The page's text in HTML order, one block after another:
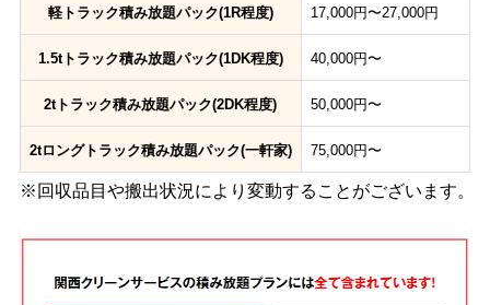
軽トラック積み放題パック(1R程度) 17,000円〜27,000円
1.5tトラック積み放題パック(1DK程度) 40,000円〜
2tトラック積み放題パック(2DK程度) 50,000円〜
2tロングトラック積み放題パック(一軒家) 75,000円〜
※回収品目や搬出状況により変動することがございます。